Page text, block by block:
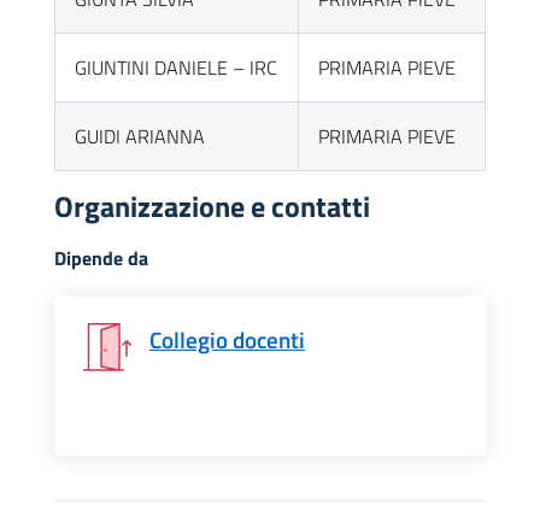
GIUNTINI DANIELE – IRC PRIMARIA PIEVE
GUIDI ARIANNA PRIMARIA PIEVE
Organizzazione e contatti
Dipende da
Collegio docenti